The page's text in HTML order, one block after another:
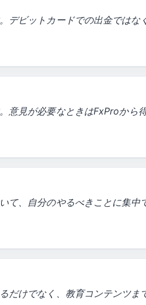
デビットカードでの出金では
意見が必要なときはFxProから
て、自分のやるべきことに集中
だけでなく、教育コンテンツま